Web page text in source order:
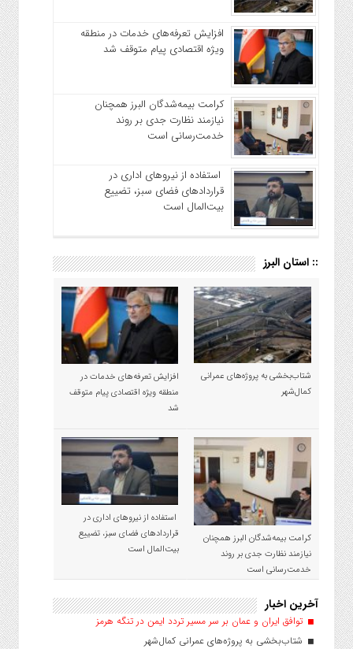
افزایش تعرفه‌های خدمات در منطقه
ویژه اقتصادی پیام متوقف شد
کرامت بیمه‌شدگان البرز همچنان
نیازمند نظارت جدی بر روند
خدمت‌رسانی است
استفاده از نیروهای اداری در
قراردادهای فضای سبز، تضییع
بیت‌المال است
:: استان البرز
شتاب‌بخشی به پروژه‌های عمرانی
کمال‌شهر
افزایش تعرفه‌های خدمات در
منطقه ویژه اقتصادی پیام متوقف
شد
کرامت بیمه‌شدگان البرز همچنان
نیازمند نظارت جدی بر روند
خدمت‌رسانی است
استفاده از نیروهای اداری در
قراردادهای فضای سبز، تضییع
بیت‌المال است
آخرین اخبار
توافق ایران و عمان بر سر مسیر تردد ایمن در تنگه هرمز
شتاب‌بخشی به پروژه‌های عمرانی کمال‌شهر